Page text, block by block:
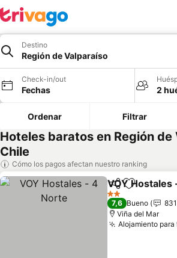
Destino
Región de Valparaíso
Check-in/out
Fechas 2
Ordenar Filtrar
Hoteles baratos en Región de
Chile
Cómo los pagos afectan nuestro ranking
Compartir
Agregar
VOY Hostales
2 Estrellas
7,6 Bueno
831
Viña del Mar
Alojamiento para